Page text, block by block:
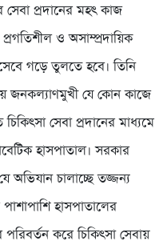
প্রদানের মহৎ কাজ
ও অসাম্প্রদায়িক
গড়ে তুলতে হবে। তিনি
জনকল্যাণমুখী যে কোন কাজে
সেবা প্রদানের মাধ্যমে
হাসপাতাল। সরকার
অভিযান চালাচ্ছে তজ্জন্য
হাসপাতালের
করে চিকিৎসা সেবায়